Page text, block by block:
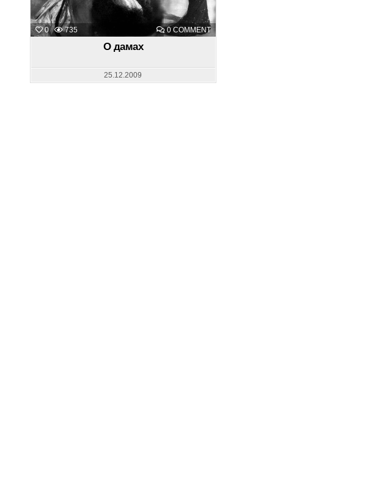
0 735 0 COMMENTON
О
О дамах
25.12.2009